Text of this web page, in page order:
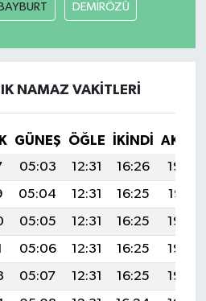
BAYBURT DEMİRÖZÜ
NAMAZ VAKITLERI
GÜNEŞ ÖĞLE İKINDI
05:03 12:31 16:26
19:48
05:04 12:31 16:25
19:47
05:05 12:31 16:25
19:46
05:06 12:31 16:25
19:45
05:07 12:31 16:25
19:44